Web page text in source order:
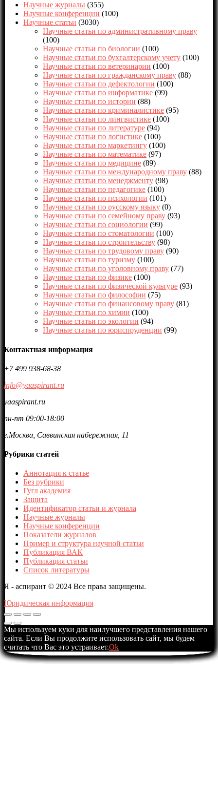
Научные журналы (355)
Научные конференции (100)
Научные статьи (3030)
Научные статьи по административному праву
(100)
Научные статьи по биологии (100)
Научные статьи по бухгалтерскому учету (100)
Научные статьи по ветеринарии (100)
Научные статьи по гражданскому праву (88)
Научные статьи по дефектологии (100)
Научные статьи по информатике (99)
Научные статьи по истории (88)
Научные статьи по криминалистике (95)
Научные статьи по лингвистике (100)
Научные статьи по литературе (94)
Научные статьи по логистике (100)
Научные статьи по маркетингу (100)
Научные статьи по математике (97)
Научные статьи по медицине (89)
Научные статьи по международному праву (88)
Научные статьи по менеджменту (98)
Научные статьи по педагогике (100)
Научные статьи по психологии (101)
Научные статьи по русскому языку (0)
Научные статьи по семейному праву (93)
Научные статьи по социологии (99)
Научные статьи по стоматологии (100)
Научные статьи по строительству (98)
Научные статьи по трудовому праву (90)
Научные статьи по туризму (100)
Научные статьи по уголовному праву (77)
Научные статьи по физике (100)
Научные статьи по физической культуре (93)
Научные статьи по философии (75)
Научные статьи по финансовому праву (81)
Научные статьи по химии (100)
Научные статьи по экологии (94)
Научные статьи по юриспруденции (99)
Контактная информация
+7 499 938-68-38
info@yaaspirant.ru
yaaspirant.ru
пн-пт 09:00-18:00
г.Москва, Саввинская набережная, 11
Рубрики статей
Аннотация к статье
Без рубрики
Гугл академия
Защита
Идентификатор статьи и журнала
Научные журналы
Научные конференции
Показатели журналов
Пример и структура научной статьи
Публикация ВАК
Публикация статьи
Список литературы
Я - аспирант © 2024 Все права защищены.
Юридическая информация
Мы используем куки для наилучшего представления нашего
сайта. Если Вы продолжите использовать сайт, мы будем
считать что Вас это устраивает.Ok